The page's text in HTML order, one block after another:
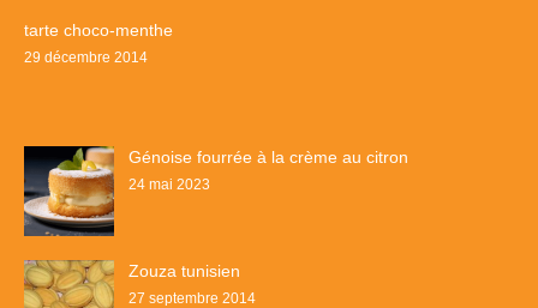
tarte choco-menthe
29 décembre 2014
Génoise fourrée à la crème au citron
24 mai 2023
Zouza tunisien
27 septembre 2014